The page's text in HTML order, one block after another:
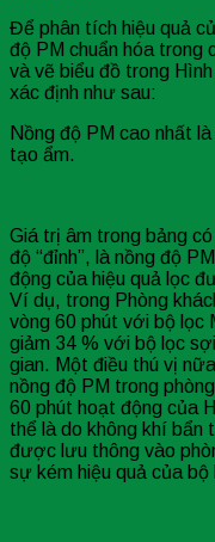
Để phân tích hiệu quả
độ PM chuẩn hóa trong
và vẽ biểu đồ trong
xác định như sau:
Nồng độ PM cao nhất
tạo ẩm.
Giá trị âm trong bảng
độ “đỉnh”, là nồng độ
động của hiệu quả lọc
Ví dụ, trong Phòng
vòng 60 phút với bộ lọc
giảm 34 % với bộ lọc
gian. Một điều thú vị
nồng độ PM trong
60 phút hoạt động của
thể là do không khí bẩn
được lưu thông vào
sự kém hiệu quả của